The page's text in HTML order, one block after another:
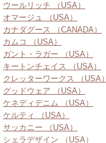
ウールリッチ （USA）
オマージュ （USA）
カナダグース （CANADA）
カムコ （USA）
ガント・ラガー （USA）
キートンチェイス （USA）
クレッターワークス （USA）
グッドウェア （USA）
ケネディデニム （USA）
ケルティ （USA）
サッカニー （USA）
シェラデザイン （USA）